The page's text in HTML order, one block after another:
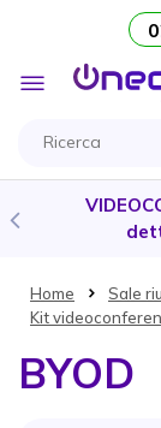
Salta al contenuto
Toggle
Nav
Home
Sale
Kit
BYOD